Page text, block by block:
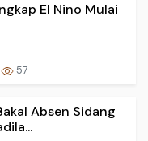
El Nino Mulai
57
Absen Sidang